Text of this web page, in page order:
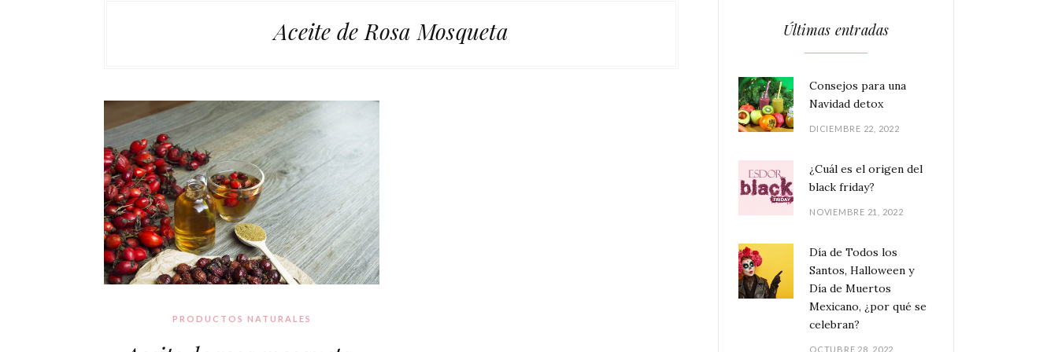
Aceite de Rosa Mosqueta
PRODUCTOS NATURALES
Últimas entradas
Consejos para una
Navidad detox
DICIEMBRE 22, 2022
¿Cuál es el origen del
black friday?
NOVIEMBRE 21, 2022
Día de Todos los
Santos, Halloween y
Día de Muertos
Mexicano, ¿por qué se
celebran?
OCTUBRE 28, 2022